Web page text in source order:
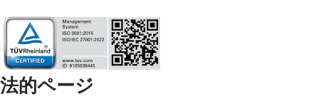
法的ページ